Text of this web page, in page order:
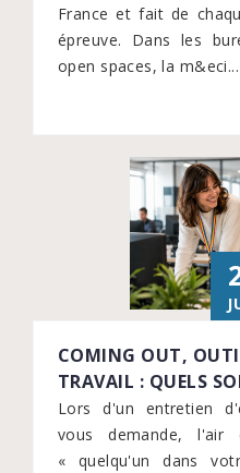
France et fait de
épreuve. Dans les
open spaces, la m&eci...
COMING OUT,
TRAVAIL : QUELS
Lors d'un entretien
vous demande,
« quelqu'un dans